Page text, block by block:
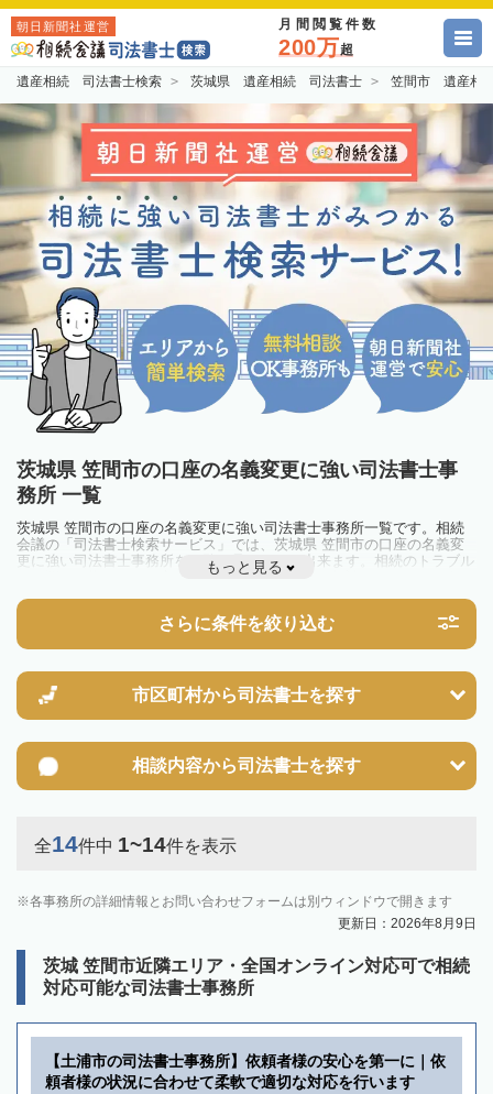
朝日新聞社運営 月間閲覧件数
200万超
遺産相続 司法書士検索 茨城県 遺産相続 司法書士 笠間市 遺産相
茨城県 笠間市の口座の名義変更に強い司法書士事
務所 一覧
茨城県 笠間市の口座の名義変更に強い司法書士事務所一覧です。相続
会議の「司法書士検索サービス」では、茨城県 笠間市の口座の名義変
更に強い司法書士事務所を一覧で見ることが出来ます。相続のトラブル
やお悩みを抱えている方は一度近隣の司法書士に相談してみましょう。
もっと見る
さらに条件を絞り込む
市区町村から司法書士を探す
相談内容から司法書士を探す
全14件中 1~14件を表示
各事務所の詳細情報とお問い合わせフォームは別ウィンドウで開きます
更新日：2026年8月9日
茨城 笠間市近隣エリア・全国オンライン対応可で相続
対応可能な司法書士事務所
【土浦市の司法書士事務所】依頼者様の安心を第一に｜依
頼者様の状況に合わせて柔軟で適切な対応を行います